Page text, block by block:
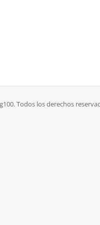
Todos los derechos